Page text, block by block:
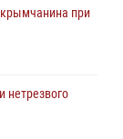
при
нетрезвого